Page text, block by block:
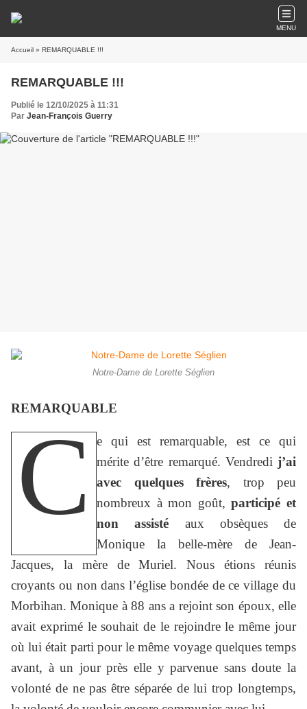
MENU
Accueil » REMARQUABLE !!!
REMARQUABLE !!!
Publié le 12/10/2025 à 11:31
Par Jean-François Guerry
Notre-Dame de Lorette Séglien
REMARQUABLE
C
e qui est remarquable, est ce qui
mérite d’être remarqué. Vendredi j’ai
avec quelques frères, trop peu
nombreux à mon goût,participé et
non assisté aux obsèques de
Monique la belle-mère de Jean-
Jacques, la mère de Muriel. Nous étions réunis
croyants ou non dans l’église bondée de ce village du
Morbihan. Monique à 88 ans a rejoint son époux, elle
avait exprimé le souhait de le rejoindre le même jour
où lui était parti pour le même voyage quelques temps
avant, à un jour près elle y parvenue sans doute la
volonté de ne pas être séparée de lui trop longtemps,